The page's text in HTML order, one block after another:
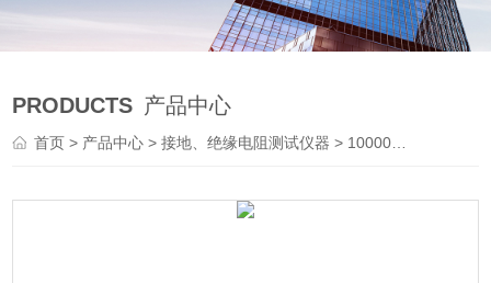
PRODUCTS 产品中心
首页> 产品中心 >接地、绝缘电阻测试仪器 > 10000V绝缘电阻测试仪